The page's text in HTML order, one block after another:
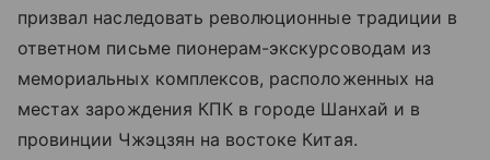
призвал наследовать революционные традиции в
ответном письме пионерам-экскурсоводам из
мемориальных комплексов, расположенных на
местах зарождения КПК в городе Шанхай и в
провинции Чжэцзян на востоке Китая.